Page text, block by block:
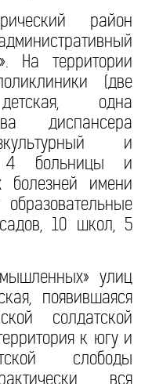
район
На территории
(две
одна
диспансера
и
4 больницы и
болезней имени
10 школ, 5
улиц
появившаяся
солдатской
к югу и
слободы
вся